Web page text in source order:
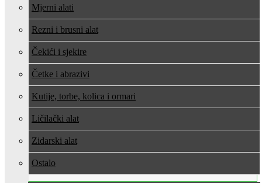
Mjerni alati
Rezni i brusni alat
Čekići i sjekire
Četke i abrazivi
Kutije, torbe, kolica i ormari
Ličilački alat
Zidarski alat
Ostalo